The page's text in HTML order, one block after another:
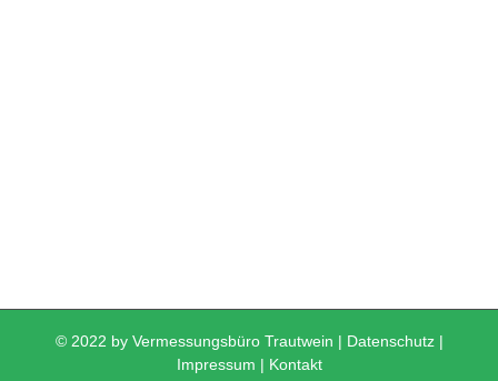
© 2022 by Vermessungsbüro Trautwein | Datenschutz|
Impressum | Kontakt